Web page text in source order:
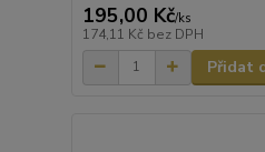
195,00 Kč/ks
174,11 Kč bez DPH
Přidat